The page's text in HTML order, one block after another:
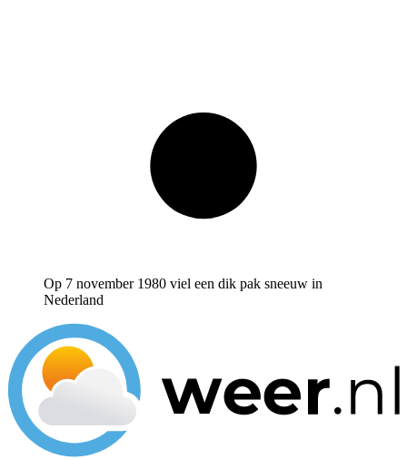
Op 7 november 1980 viel een dik pak sneeuw in
Nederland